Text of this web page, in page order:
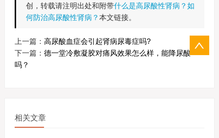
创，转载请注明出处和附带什么是高尿酸性肾病？如
何防治高尿酸性肾病？ 本文链接。
上一篇： 高尿酸血症会引起肾病尿毒症吗?
下一篇： 德一堂冷敷凝胶对痛风效果怎么样，能降尿酸
吗？
相关文章